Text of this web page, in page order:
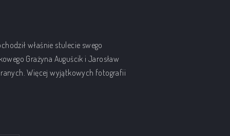
właśnie stulecie swego
Grażyna Auguścik i Jarosław
Więcej wyjątkowych fotografii